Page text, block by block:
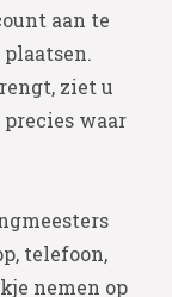
aan te
ziet u
waar
telefoon,
nemen op